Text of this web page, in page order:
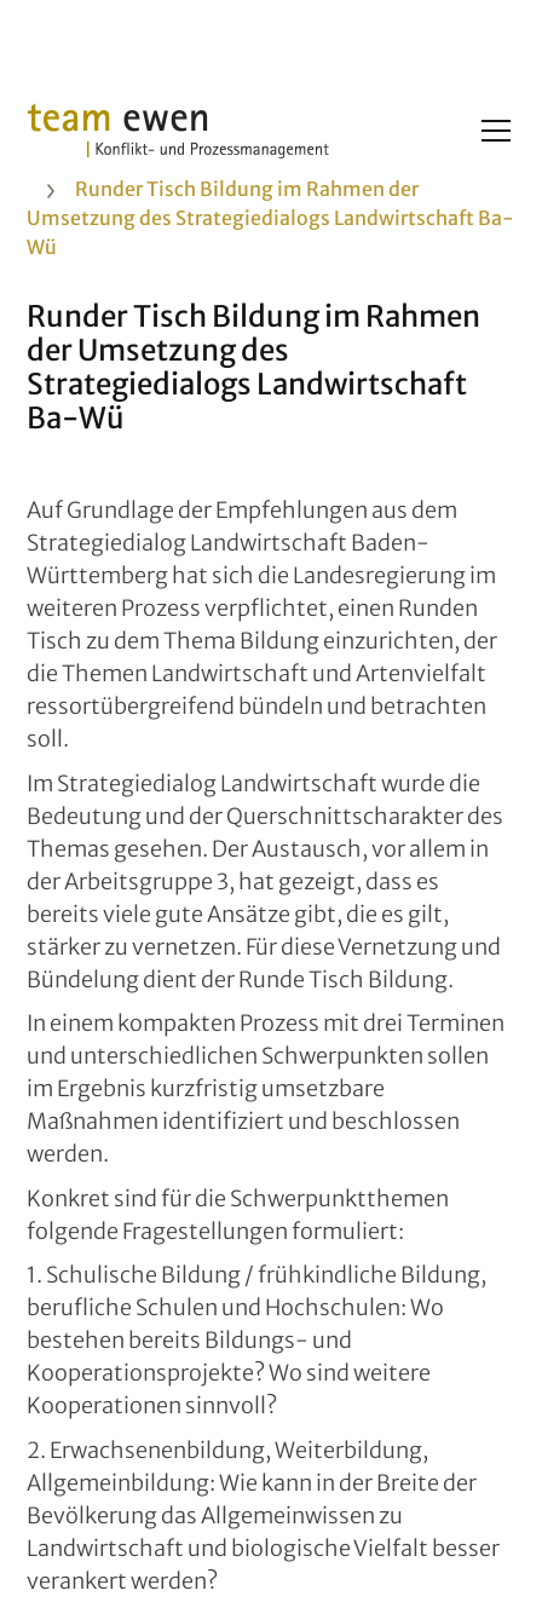
Projekte
Runder Tisch Bildung im Rahmen der
Umsetzung des Strategiedialogs Landwirtschaft Ba-
Wü
Runder Tisch Bildung im Rahmen
der Umsetzung des
Strategiedialogs Landwirtschaft
Ba-Wü
Auf Grundlage der Empfehlungen aus dem
Strategiedialog Landwirtschaft Baden-
Württemberg hat sich die Landesregierung im
weiteren Prozess verpflichtet, einen Runden
Tisch zu dem Thema Bildung einzurichten, der
die Themen Landwirtschaft und Artenvielfalt
ressortübergreifend bündeln und betrachten
soll.
Im Strategiedialog Landwirtschaft wurde die
Bedeutung und der Querschnittscharakter des
Themas gesehen. Der Austausch, vor allem in
der Arbeitsgruppe 3, hat gezeigt, dass es
bereits viele gute Ansätze gibt, die es gilt,
stärker zu vernetzen. Für diese Vernetzung und
Bündelung dient der Runde Tisch Bildung.
In einem kompakten Prozess mit drei Terminen
und unterschiedlichen Schwerpunkten sollen
im Ergebnis kurzfristig umsetzbare
Maßnahmen identifiziert und beschlossen
werden.
Konkret sind für die Schwerpunktthemen
folgende Fragestellungen formuliert:
1. Schulische Bildung / frühkindliche Bildung,
berufliche Schulen und Hochschulen: Wo
bestehen bereits Bildungs- und
Kooperationsprojekte? Wo sind weitere
Kooperationen sinnvoll?
2. Erwachsenenbildung, Weiterbildung,
Allgemeinbildung: Wie kann in der Breite der
Bevölkerung das Allgemeinwissen zu
Landwirtschaft und biologische Vielfalt besser
verankert werden?